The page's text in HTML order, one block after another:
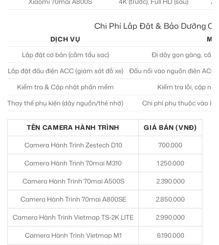
Chi Phí Lắp Đặt & Bảo Dưỡng
DỊCH VỤ
Lắp đặt cơ bản (cắm tẩu sạc)
Đi dây gọn gàng, cấp
Lắp đặt đấu điện ACC (giám sát đỗ xe)
Đấu nối vào nguồn điện
Kiểm tra & Cập nhật phần mềm
Kiểm tra lỗi, cập
Thay thế phụ kiện (dây nguồn/thẻ nhớ)
Chi phí phụ thuộc vào
TÊN CAMERA HÀNH TRÌNH
GIÁ BÁN (VNĐ)
Camera Hành Trình Zestech D10
700.000
Camera Hành Trình 70mai M310 1.250.000
Camera Hành Trình 70mai A500S 2.390.000
Camera Hành Trình 70mai A800SE 2.850.000
Camera Hành Trình Vietmap TS-2K LITE 2.990.000
Camera Hành Trình Vietmap M1 6.190.000